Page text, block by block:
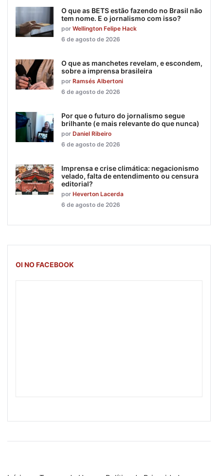
O que as BETS estão fazendo no Brasil não
tem nome. E o jornalismo com isso?
por Wellington Felipe Hack
6 de agosto de 2026
O que as manchetes revelam, e escondem,
sobre a imprensa brasileira
por Ramsés Albertoni
6 de agosto de 2026
Por que o futuro do jornalismo segue
brilhante (e mais relevante do que nunca)
por Daniel Ribeiro
6 de agosto de 2026
Imprensa e crise climática: negacionismo
velado, falta de entendimento ou censura
editorial?
por Heverton Lacerda
6 de agosto de 2026
OI NO FACEBOOK